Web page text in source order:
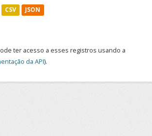
CSV JSON
ter acesso a esses registros usando a
da API).